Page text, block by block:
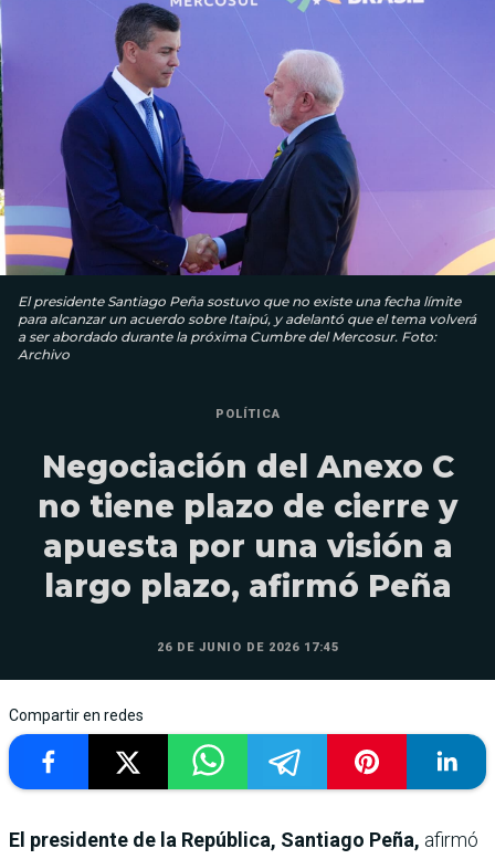
El presidente Santiago Peña sostuvo que no existe una fecha límite
para alcanzar un acuerdo sobre Itaipú, y adelantó que el tema volverá
a ser abordado durante la próxima Cumbre del Mercosur. Foto:
Archivo
POLÍTICA
Negociación del Anexo C
no tiene plazo de cierre y
apuesta por una visión a
largo plazo, afirmó Peña
26 DE JUNIO DE 2026 17:45
Compartir en redes
El presidente de la República, Santiago Peña, afirmó